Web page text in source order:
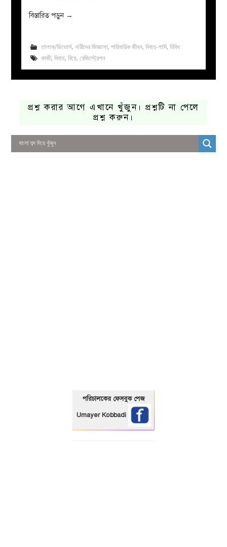
করুন
বিস্তারিত পড়ুন →
তালাক/ডিভোর্স, নারীদের জিজ্ঞাসা, পারিবারিক জীবন, বিবাহ-শাদি, বিবিধ
কাজী, বিবাহ, বিয়ে, রেজিস্ট্রেশন
প্রশ্ন করার আগে এখানে খুঁজুন। প্রশ্নটি না পেলে
প্রশ্ন করুন।
পরিচালকের ফেসবুক পেজ
Umayer Kobbadi